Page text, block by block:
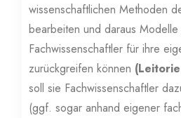
wissenschaftlichen Methoden
bearbeiten und daraus
Fachwissenschaftler für ihre
zurückgreifen können
soll sie Fachwissenschaftler
(ggf. sogar anhand eigener